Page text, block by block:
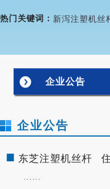
热门关键词： 新泻注塑机丝
企业公告
企业公告
■ 东芝注塑机丝杆